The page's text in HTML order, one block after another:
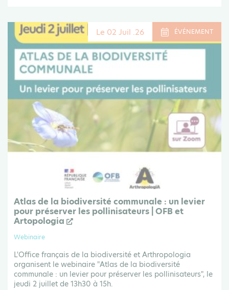
Le 02 Juil .26 ÉVÉNEMENT
Atlas de la biodiversité communale : un levier
pour préserver les pollinisateurs | OFB et
Artopologia
Webinaire
L'Office français de la biodiversité et Arthropologia
organisent le webinaire "Atlas de la biodiversité
communale : un levier pour préserver les pollinisateurs", le
jeudi 2 juillet de 13h30 à 15h.